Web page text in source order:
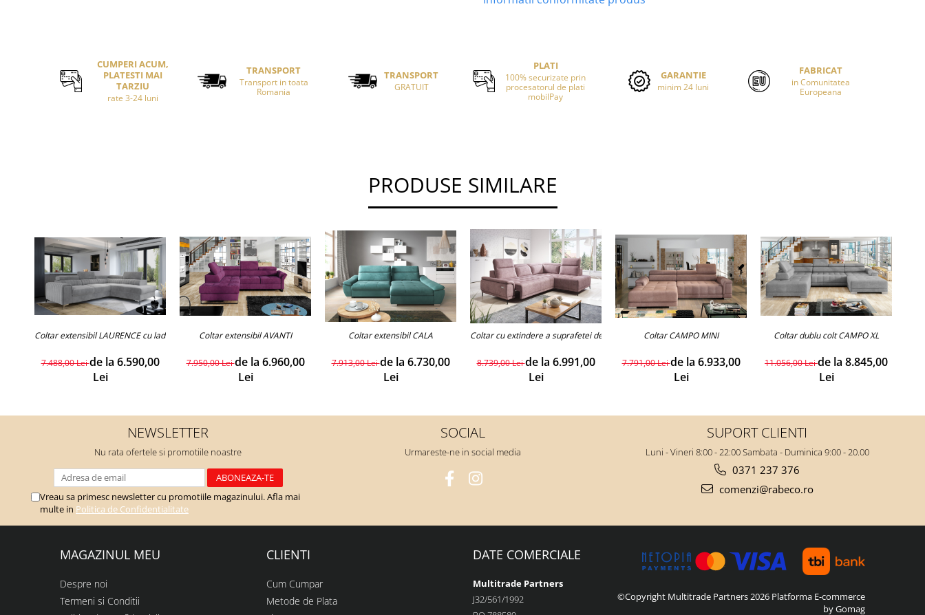
CUMPERI ACUM,
PLATESTI MAI
TARZIU
rate 3-24 luni
TRANSPORT
Transport in toata
Romania
TRANSPORT
GRATUIT
PLATI
100% securizate prin
procesatorul de plati
mobilPay
GARANTIE
minim 24 luni
FABRICAT
in Comunitatea
Europeana
PRODUSE SIMILARE
Coltar extensibil LAURENCE cu lada de depozitare.(personalizabil)
7.488,00 Leide la 6.590,00
Lei
Coltar extensibil AVANTI
7.950,00 Leide la 6.960,00
Lei
Coltar extensibil CALA
7.913,00 Leide la 6.730,00
Lei
Coltar cu extindere a suprafetei de sezut CALVARO L (personalizabil)
8.739,00 Leide la 6.991,00
Lei
Coltar CAMPO MINI
7.791,00 Leide la 6.933,00
Lei
Coltar dublu colt CAMPO XL
11.056,00 Leide la 8.845,00
Lei
NEWSLETTER
Nu rata ofertele si promotiile noastre
Vreau sa primesc newsletter cu promotiile magazinului. Afla mai
multe in Politica de Confidentialitate
SOCIAL
Urmareste-ne in social media
SUPORT CLIENTI
Luni - Vineri 8:00 - 22:00 Sambata - Duminica 9:00 - 20.00
0371 237 376
comenzi@rabeco.ro
MAGAZINUL MEU
Despre noi
Termeni si Conditii
CLIENTI
Cum Cumpar
Metode de Plata
DATE COMERCIALE
Multitrade Partners
J32/561/1992
©Copyright Multitrade Partners 2026 Platforma E-commerce
by Gomag